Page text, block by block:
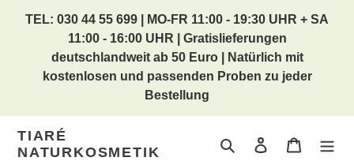
TEL: 030 44 55 699 | MO-FR 11:00 - 19:30 UHR + SA
11:00 - 16:00 UHR | Gratislieferungen
deutschlandweit ab 50 Euro | Natürlich mit
kostenlosen und passenden Proben zu jeder
Bestellung
TIARÉ
NATURKOSMETIK
Suchen Einloggen